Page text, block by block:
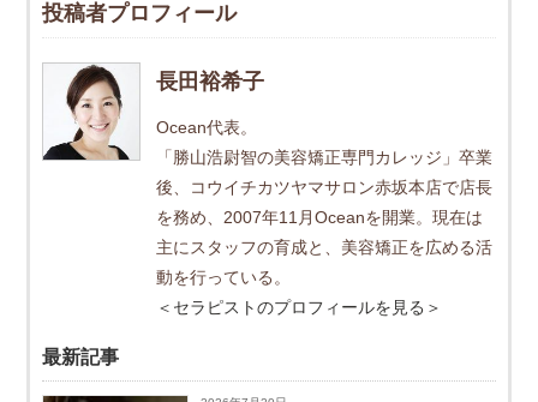
投稿者プロフィール
長田裕希子
Ocean代表。
「勝山浩尉智の美容矯正専門カレッジ」卒業
後、コウイチカツヤマサロン赤坂本店で店長
を務め、2007年11月Oceanを開業。現在は
主にスタッフの育成と、美容矯正を広める活
動を行っている。
＜セラピストのプロフィールを見る＞
最新記事